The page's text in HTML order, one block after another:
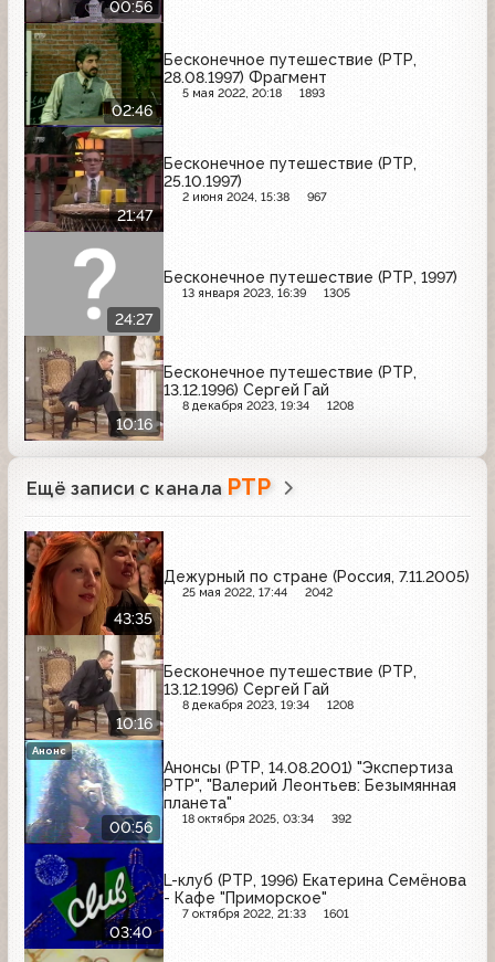
00:56
02:46
Бесконечное путешествие (РТР,
28.08.1997) Фрагмент
5 мая 2022, 20:18 1893
21:47
Бесконечное путешествие (РТР,
25.10.1997)
2 июня 2024, 15:38 967
24:27
Бесконечное путешествие (РТР, 1997)
13 января 2023, 16:39 1305
10:16
Бесконечное путешествие (РТР,
13.12.1996) Сергей Гай
8 декабря 2023, 19:34 1208
Ещё записи с канала РТР
43:35
Дежурный по стране (Россия, 7.11.2005)
25 мая 2022, 17:44 2042
10:16
Бесконечное путешествие (РТР,
13.12.1996) Сергей Гай
8 декабря 2023, 19:34 1208
00:56
Анонсы (РТР, 14.08.2001) "Экспертиза
РТР", "Валерий Леонтьев: Безымянная
планета"
18 октября 2025, 03:34 392
Анонс
03:40
L-клуб (РТР, 1996) Екатерина Семёнова
- Кафе "Приморское"
7 октября 2022, 21:33 1601